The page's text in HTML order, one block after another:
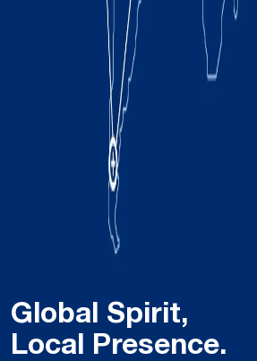
Global Spirit,
Local Presence.